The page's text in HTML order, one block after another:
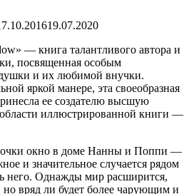
19.07.2020
— книга талантливого автора и
посвященная особым
и их любимой внучки.
яркой манере, эта своеобразная
ее создателю высшую
иллюстрированной книги —
окно в доме Нанны и Поппи —
и значительное случается рядом
него. Однажды мир расширится,
но вряд ли будет более чарующим и